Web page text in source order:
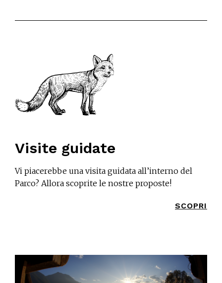
Visite guidate
Vi piacerebbe una visita guidata all’interno del
Parco? Allora scoprite le nostre proposte!
SCOPRI